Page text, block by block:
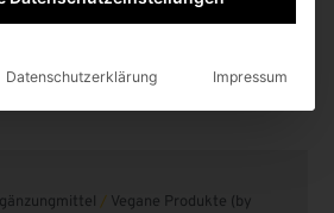
/ Vegane Produkte (by
Datenschutzerklärung Impressum